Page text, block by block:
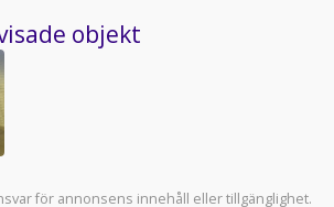
objekt
för annonsens innehåll eller tillgänglighet.